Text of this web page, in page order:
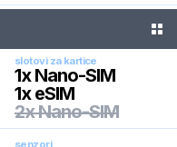
slotovi za kartice
1x Nano-SIM
1x eSIM
2x Nano-SIM
senzori